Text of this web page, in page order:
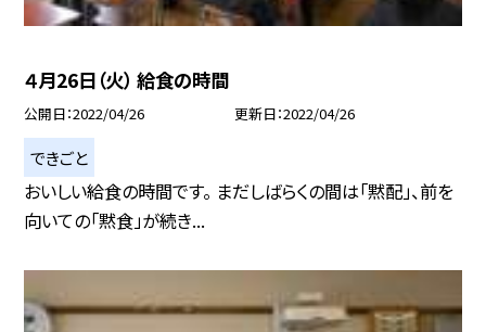
４月26日（火） 給食の時間
公開日 2022/04/26 更新日 2022/04/26
できごと
おいしい給食の時間です。 まだしばらくの間は「黙配」、前を
向いての「黙食」が続き...